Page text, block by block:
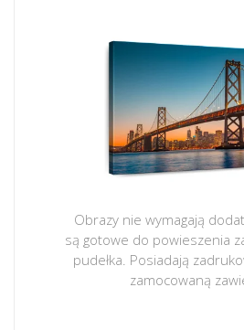
Obrazy nie wymagają
są gotowe do powieszenia
pudełka. Posiadają
zamocowaną